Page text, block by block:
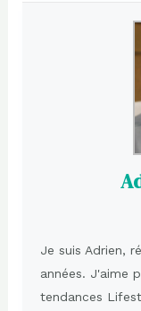
Je suis Adrien,
années. J'aime
tendances